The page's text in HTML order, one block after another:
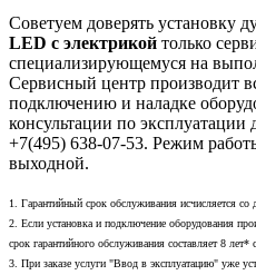
Советуем доверять установку
LED с электрикой только
специализирующемуся на
Сервисный центр производит
подключению и наладке
консультации по эксплуатации
+7(495) 638-07-53. Режим
выходной.
1. Гарантийный срок обслуживания исчисляется со
2. Если установка и подключение оборудования
срок гарантийного обслуживания составляет 8 лет*
3. При заказе услуги "Ввод в эксплуатацию" уже